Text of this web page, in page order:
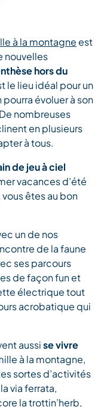
à la montagneest
nouvelles
hors du
le lieu idéal pour un
évoluer à son
nombreuses
en plusieurs
à tous.
de jeu à ciel
vacances d’été
êtes au bon
un de nos
de la faune
ses parcours
de façon fun et
électrique tout
acrobatique qui
aussise vivre
à la montagne,
sortes d’activités
via ferrata,
la trottin’herb,